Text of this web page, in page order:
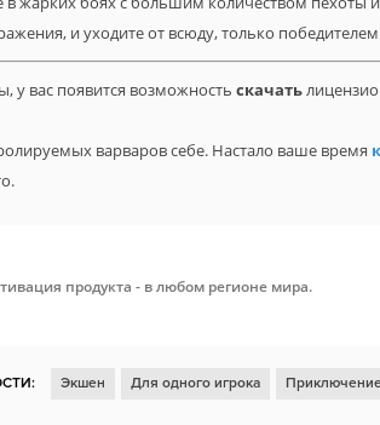
и уходите от всюду, только
у вас появится возможность скачать
варваров себе. Настало ваше время
продукта - в любом регионе мира.
Экшен Для одного игрока